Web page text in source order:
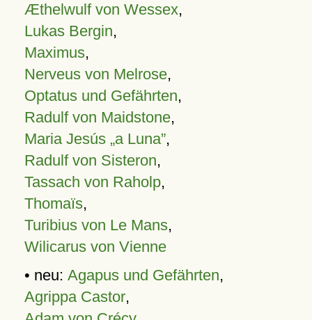
Æthelwulf von Wessex,
Lukas Bergin,
Maximus,
Nerveus von Melrose,
Optatus und Gefährten,
Radulf von Maidstone,
Maria Jesús „a Luna”,
Radulf von Sisteron,
Tassach von Raholp,
Thomaïs,
Turibius von Le Mans,
Wilicarus von Vienne
• neu: Agapus und Gefährten,
Agrippa Castor,